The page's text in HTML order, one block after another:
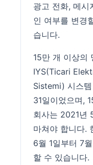
광고 전화, 메시
인 여부를 변경
습니다.
15만 개 이상의
IYS(Ticari
Sistemi) 시스
31일이었으며,
회사는 2021년
마쳐야 합니다.
6월 1일부터 7
할 수 있습니다.